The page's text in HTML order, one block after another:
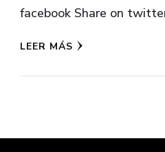
facebook Share on
LEER MÁS